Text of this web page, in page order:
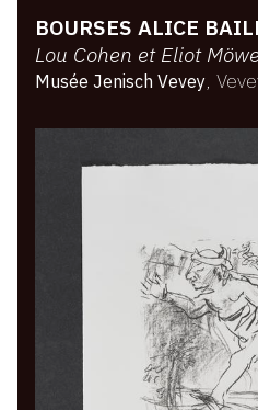
BOURSES ALICE
Lou Cohen et Eliot
Musée Jenisch Vevey